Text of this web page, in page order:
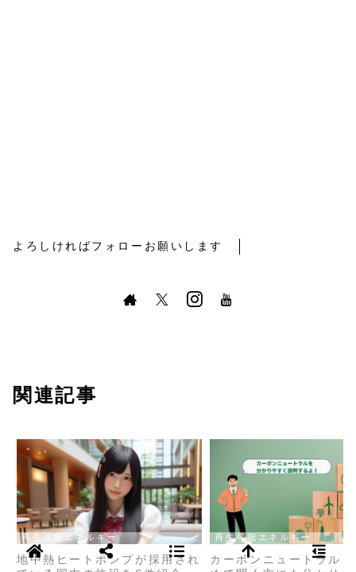
よろしければフォローお願いします
関連記事
再生可能エネルギー
地中熱ヒートポンプが採用され
再生可能エネルギー
カーボンニュートラル